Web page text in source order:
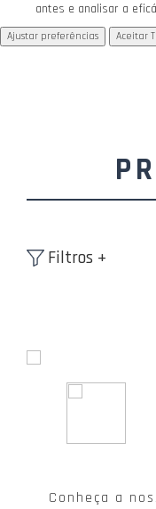
antes e analisar a
Ajustar preferências Aceitar
Filtros +
Conheça a